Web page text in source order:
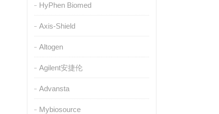
HyPhen Biomed
Axis-Shield
Altogen
Agilent安捷伦
Advansta
Mybiosource